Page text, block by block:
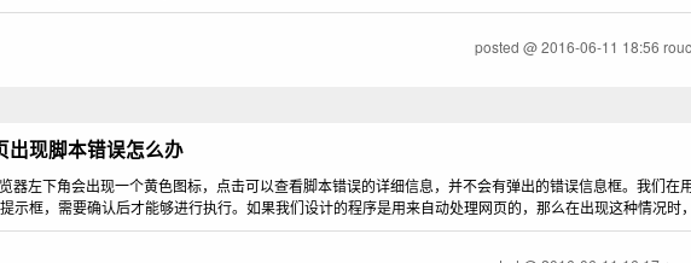
posted @2016-06-11 18:56
现脚本错误怎么办
器左下角会出现一个黄色图标，点击可以查看脚本错误的详细信息，并不会有弹出的错误信息框。我们在
示框，需要确认后才能够进行执行。如果我们设计的程序是用来自动处理网页的，那么在出现这种情况时